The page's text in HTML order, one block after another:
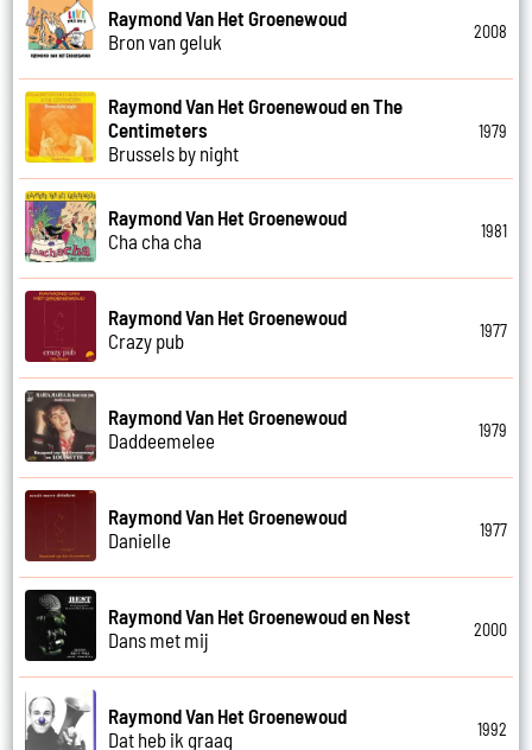
Raymond Van Het Groenewoud
Bron van geluk
2008
Raymond Van Het Groenewoud en The
Centimeters
Brussels by night
1979
Raymond Van Het Groenewoud
Cha cha cha
1981
Raymond Van Het Groenewoud
Crazy pub
1977
Raymond Van Het Groenewoud
Daddeemelee
1979
Raymond Van Het Groenewoud
Danielle
1977
Raymond Van Het Groenewoud en Nest
Dans met mij
2000
Raymond Van Het Groenewoud
Dat heb ik graag
1992